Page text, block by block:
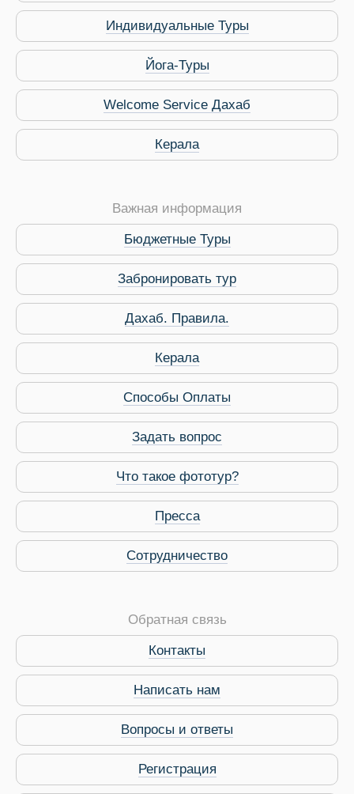
Дахаб
Виза в Индию
Индивидуальные Туры
Йога-Туры
Welcome Service Дахаб
Керала
Важная информация
Бюджетные Туры
Забронировать тур
Дахаб. Правила.
Керала
Способы Оплаты
Задать вопрос
Что такое фототур?
Пресса
Сотрудничество
Обратная связь
Контакты
Написать нам
Вопросы и ответы
Регистрация